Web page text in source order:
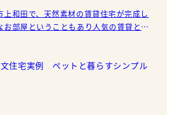
上和田で、天然素材の賃貸住宅が完成し
お部屋ということもあり人気の賃貸とな